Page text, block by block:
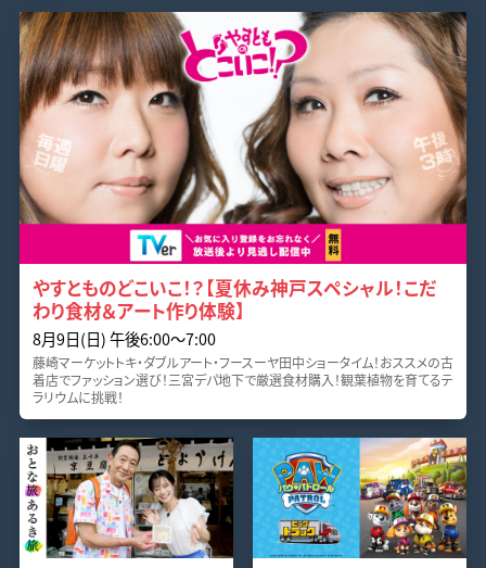
やすとものどこいこ！？【夏休み神戸スペシャル！こだ
わり食材＆アート作り体験】
8月9日(日) 午後6:00～7:00
藤崎マーケットトキ・ダブルアート・フースーヤ田中ショータイム！おススメの古
着店でファッション選び！三宮デパ地下で厳選食材購入！観葉植物を育てるテ
ラリウムに挑戦！